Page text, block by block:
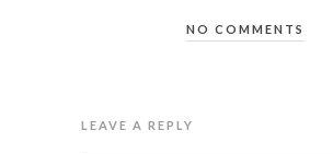
NO COMMENTS
LEAVE A REPLY